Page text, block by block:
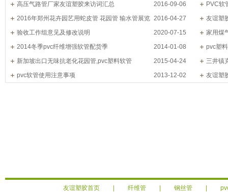
2016-09-06
高压气路管厂家友谊塑胶来访词汇总
PVC软
2016-04-27
2016年郑州花卉园艺用蛇皮管 花园管 输水管展览
会
友谊塑
2020-07-15
验收工作组意见及修改说明
家用煤
2014-01-08
2014冬季pvc纤维增强软管配货季
pvc塑
2015-04-24
新加坡出口无味抗老化花园管,pvc塑料软管
三井镇
滴灌工程
2013-12-02
pvc软管使用注意事项 友谊塑
友谊塑胶首页 纤维管 钢丝管